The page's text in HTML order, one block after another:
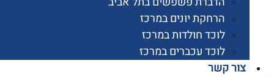
הרחקת יונים במרכז
לוכד חולדות במרכז
לוכד עכברים במרכז
קשר